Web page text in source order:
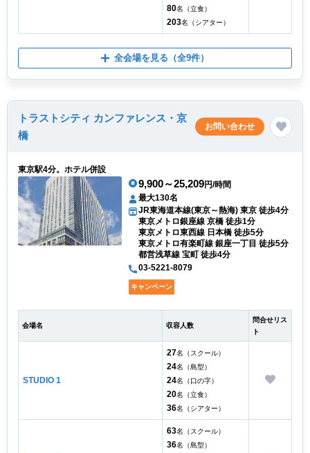
80名（立食）
203名（シアター）
全会場を見る （全9件）
トラストシティ カンファレンス・京
橋
お問い合わせ
東京駅4分。ホテル併設
9,900～25,209円/時間
最大130名
JR東海道本線(東京～熱海) 東京 徒歩4分
東京メトロ銀座線 京橋 徒歩1分
東京メトロ東西線 日本橋 徒歩5分
東京メトロ有楽町線 銀座一丁目 徒歩5分
都営浅草線 宝町 徒歩4分
03-5221-8079
キャンペーン
会場名 収容人数
問合せリス
ト
STUDIO 1
27名（スクール）
24名（島型）
24名（口の字）
20名（立食）
36名（シアター）
63名（スクール）
36名（島型）